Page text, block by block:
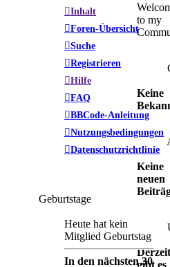
to my
Keine
Keine
neuen
Derzeit
gibt es
Inhalt
Foren-Übersicht
Suche
Registrieren
Hilfe
FAQ
BBCode-Anleitung
Nutzungsbedingungen
Datenschutzrichtlinie
Geburtstage
Heute hat kein
Mitglied Geburtstag
In den nächsten 30